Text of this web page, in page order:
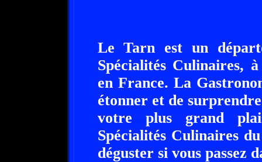
Le Tarn est un
Spécialités Culinaires,
en France. La
étonner et de
votre plus grand
Spécialités Culinaires
déguster si vous passez